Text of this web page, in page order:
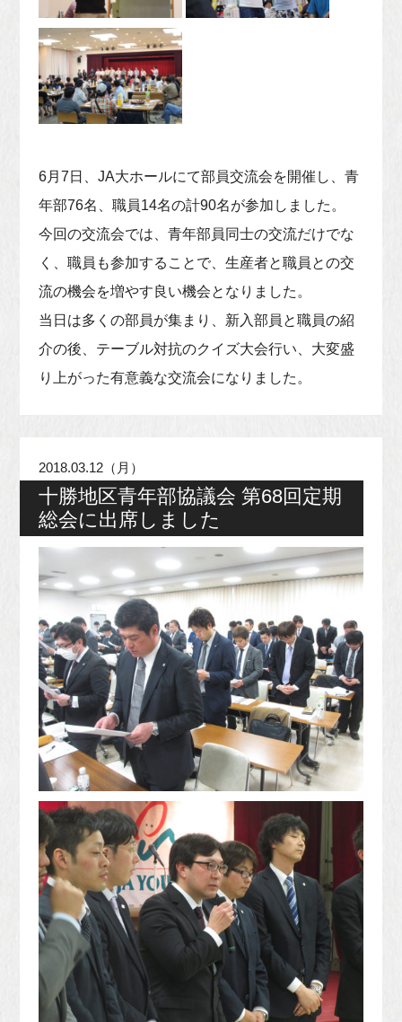
6月7日、JA大ホールにて部員交流会を開催し、青
年部76名、職員14名の計90名が参加しました。
今回の交流会では、青年部員同士の交流だけでな
く、職員も参加することで、生産者と職員との交
流の機会を増やす良い機会となりました。
当日は多くの部員が集まり、新入部員と職員の紹
介の後、テーブル対抗のクイズ大会行い、大変盛
り上がった有意義な交流会になりました。
2018.03.12（月）
十勝地区青年部協議会 第68回定期
総会に出席しました